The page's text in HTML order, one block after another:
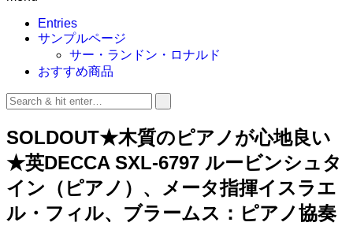
Entries
サンプルページ
サー・ランドン・ロナルド
おすすめ商品
SOLDOUT★木質のピアノが心地良い
★英DECCA SXL-6797 ルービンシュタ
イン（ピアノ）、メータ指揮イスラエ
ル・フィル、ブラームス：ピアノ協奏